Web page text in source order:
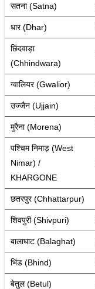
सतना (Satna)
धार (Dhar)
छिंदवाड़ा
(Chhindwara)
ग्वालियर (Gwalior)
उज्जैन (Ujjain)
मुरैना (Morena)
पश्चिम निमाड़ (West
Nimar) /
KHARGONE
छतरपुर (Chhattarpur)
शिवपुरी (Shivpuri)
बालाघाट (Balaghat)
भिंड (Bhind)
बेतुल (Betul)